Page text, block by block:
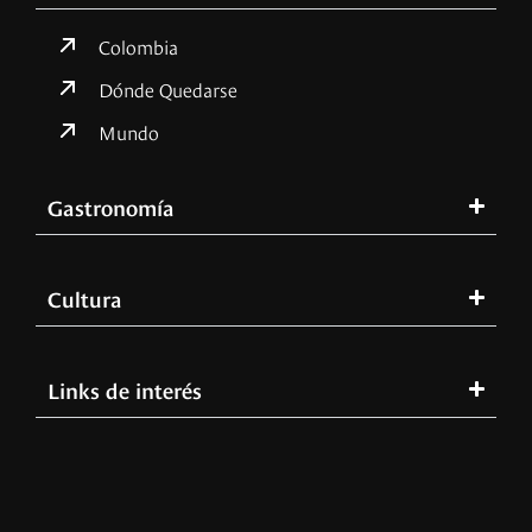
Colombia
Dónde Quedarse
Mundo
Gastronomía
Cultura
Links de interés